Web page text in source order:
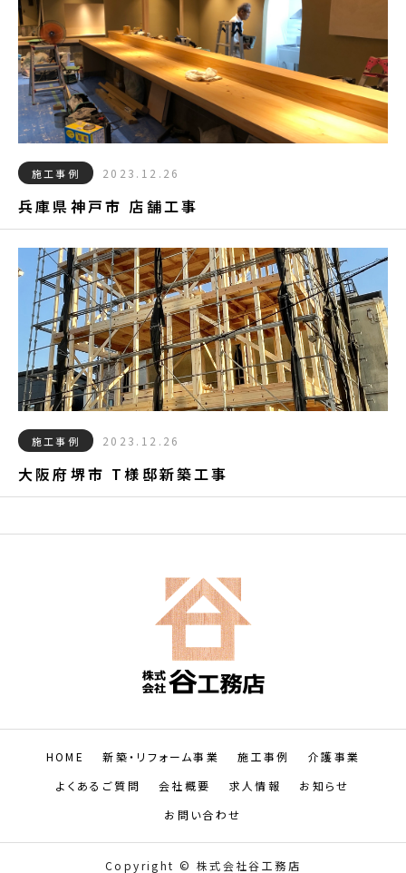
施工事例 2023.12.26
兵庫県神戸市 店舗工事
施工事例 2023.12.26
大阪府堺市 T様邸新築工事
HOME 新築・リフォーム事業 施工事例
介護事業
よくあるご質問
会社概要 求人情報
お知らせ
お問い合わせ
Copyright © 株式会社谷工務店